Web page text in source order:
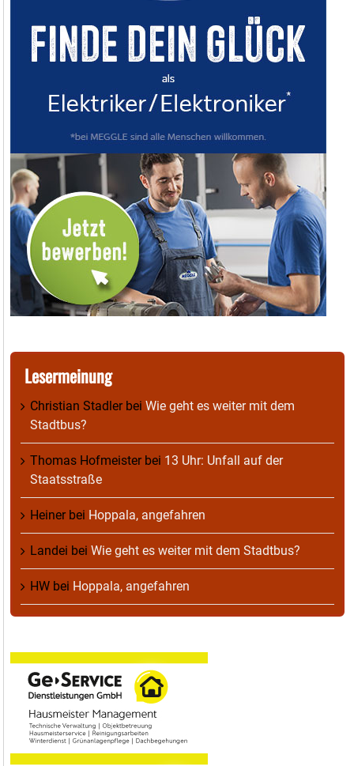
Lesermeinung
Christian Stadlerbei Wie geht es weiter mit dem
Stadtbus?
Thomas Hofmeisterbei 13 Uhr: Unfall auf der
Staatsstraße
Heinerbei Hoppala, angefahren
Landei bei Wie geht es weiter mit dem Stadtbus?
HW bei Hoppala, angefahren